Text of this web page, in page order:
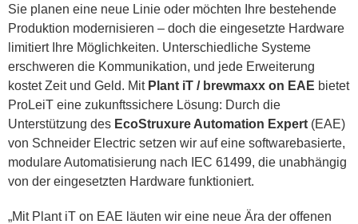
Sie planen eine neue Linie oder möchten Ihre bestehende
Produktion modernisieren – doch die eingesetzte Hardware
limitiert Ihre Möglichkeiten. Unterschiedliche Systeme
erschweren die Kommunikation, und jede Erweiterung
kostet Zeit und Geld. Mit Plant iT / brewmaxx on EAE bietet
ProLeiT eine zukunftssichere Lösung: Durch die
Unterstützung des EcoStruxure Automation Expert (EAE)
von Schneider Electric setzen wir auf eine softwarebasierte,
modulare Automatisierung nach IEC 61499, die unabhängig
von der eingesetzten Hardware funktioniert.
„Mit Plant iT on EAE läuten wir eine neue Ära der offenen